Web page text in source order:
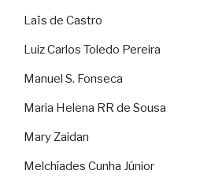
Laïs de Castro
Luiz Carlos Toledo Pereira
Manuel S. Fonseca
Maria Helena RR de Sousa
Mary Zaidan
Melchíades Cunha Júnior